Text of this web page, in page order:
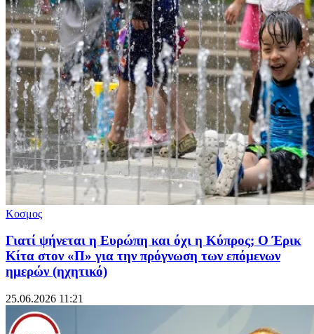
Κοσμος
Γιατί ψήνεται η Ευρώπη και όχι η Κύπρος; Ο Έρικ
Κίτα στον «Π» για την πρόγνωση των επόμενων
ημερών (ηχητικό)
25.06.2026 11:21